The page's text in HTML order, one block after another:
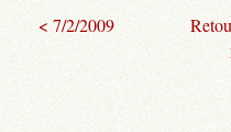
< 7/2/2009